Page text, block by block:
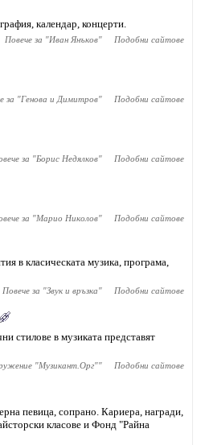
календар, концерти.
Повече за "Иван Янъков" Подобни сайтове
за "Генова и Димитров" Подобни сайтове
за "Борис Недялков" Подобни сайтове
за "Марио Николов" Подобни сайтове
в класическата музика, програма,
Повече за "Звук и връзка" Подобни сайтове
стилове в музиката представят
"Музикант.Орг"" Подобни сайтове
певица, сопрано. Кариера, награди,
класове и Фонд "Райна